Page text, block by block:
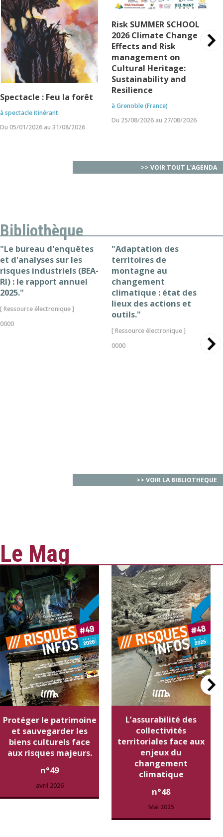
Spectacle : Feu la forêt
à spectacle itinérant
Du 05/01/2026 au 31/08/2026
Risk SUMMER SCHOOL
2026 Climate Change
Effects and Risk
management on
Cultural Heritage:
Sustainability and
Resilience
à Grenoble (France)
Du 25/08/2026 au 27/08/2026
>> VOIR TOUT L'AGENDA
Bibliothèque
"Le bureau d'enquêtes
et d'analyses sur les
risques industriels (BEA-
RI) : le rapport annuel
2025."
[ Ressource électronique ]
0000
"Adaptation des
territoires de
montagne au
changement
climatique : état des
lieux des actions et
outils."
[ Ressource électronique ]
0000
>> VOIR LA BIBLIOTHEQUE
Le Mag
Protéger le patrimoine
et sauvegarder les
biens culturels face
aux risques majeurs.
n°49
avril 2026
L’assurabilité des
collectivités
territoriales face aux
enjeux du
changement
climatique
n°48
Mai 2025